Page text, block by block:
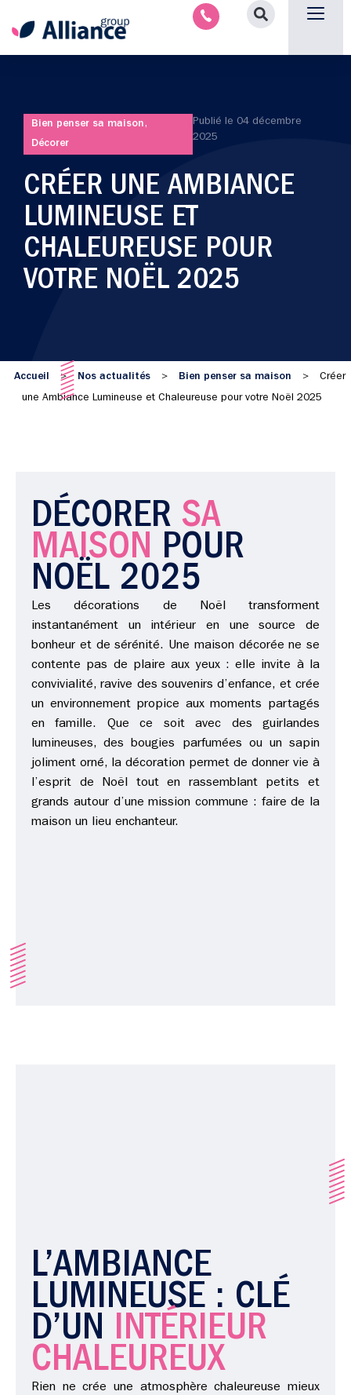
Bien penser sa maison,
Décorer
Publié le 04 décembre
2025
CRÉER UNE AMBIANCE
LUMINEUSE ET
CHALEUREUSE POUR
VOTRE NOËL 2025
Accueil > Nos actualités > Bien penser sa maison > Créer
une Ambiance Lumineuse et Chaleureuse pour votre Noël 2025
DÉCORER SA
MAISON POUR
NOËL 2025
Les décorations de Noël transforment
instantanément un intérieur en une source de
bonheur et de sérénité. Une maison décorée ne se
contente pas de plaire aux yeux : elle invite à la
convivialité, ravive des souvenirs d’enfance, et crée
un environnement propice aux moments partagés
en famille. Que ce soit avec des guirlandes
lumineuses, des bougies parfumées ou un sapin
joliment orné, la décoration permet de donner vie à
l’esprit de Noël tout en rassemblant petits et
grands autour d’une mission commune : faire de la
maison un lieu enchanteur.
L’AMBIANCE
LUMINEUSE : CLÉ
D’UN INTÉRIEUR
CHALEUREUX
Rien ne crée une atmosphère chaleureuse mieux